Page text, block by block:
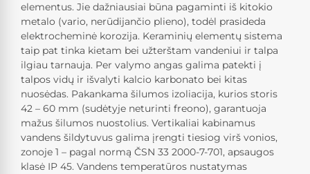
elementus. Jie dažniausiai būna pagaminti iš kitokio
metalo (vario, nerūdijančio plieno), todėl prasideda
elektrocheminė korozija. Keraminių elementų sistema
taip pat tinka kietam bei užterštam vandeniui ir talpa
ilgiau tarnauja. Per valymo angas galima patekti į
talpos vidų ir išvalyti kalcio karbonato bei kitas
nuosėdas. Pakankama šilumos izoliacija, kurios storis
42 – 60 mm (sudėtyje neturinti freono), garantuoja
mažus šilumos nuostolius. Vertikaliai kabinamus
vandens šildytuvus galima įrengti tiesiog virš vonios,
zonoje 1 – pagal normą ČSN 33 2000-7-701, apsaugos
klasė IP 45. Vandens temperatūros nustatymas